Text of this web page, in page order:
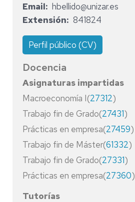
Email
hbellido@unizar.es
Extensión
841824
Perfil público (CV)
Docencia
Asignaturas impartidas
Macroeconomía I(27312)
Trabajo fin de Grado(27431)
Prácticas en empresa(27459)
Trabajo fin de Máster(61332)
Trabajo fin de Grado(27331)
Prácticas en empresa(27360)
Tutorías